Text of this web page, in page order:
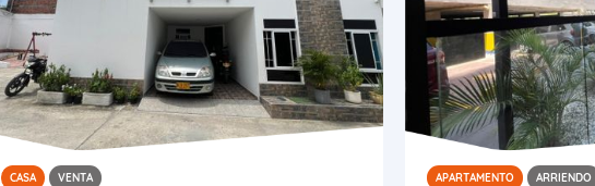
CASA VENTA APARTAMENTO ARRIENDO